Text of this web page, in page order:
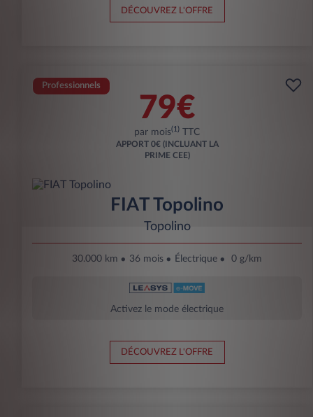
DÉCOUVREZ L'OFFRE
Professionnels
79€
par mois(1) TTC
APPORT 0€ (INCLUANT LA
PRIME CEE)
FIAT Topolino
Topolino
30.000 km 36 mois Électrique 0 g/km
Activez le mode électrique
DÉCOUVREZ L'OFFRE